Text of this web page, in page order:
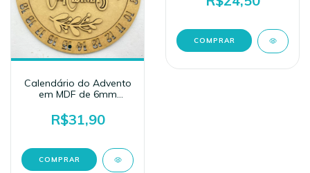
Calendário do Advento
em MDF de 6mm
R$31,90